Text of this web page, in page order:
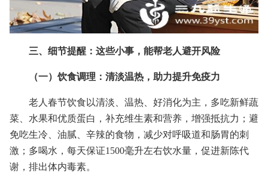
三、细节提醒：这些小事，能帮老人避开风险
（一）饮食调理：清淡温热，助力提升免疫力
老人春节饮食以清淡、温热、好消化为主，多吃新鲜蔬
菜、水果和优质蛋白，补充维生素和营养，增强抵抗力；避
免吃生冷、油腻、辛辣的食物，减少对呼吸道和肠胃的刺
激；多喝水，每天保证1500毫升左右饮水量，促进新陈代
谢，排出体内毒素。